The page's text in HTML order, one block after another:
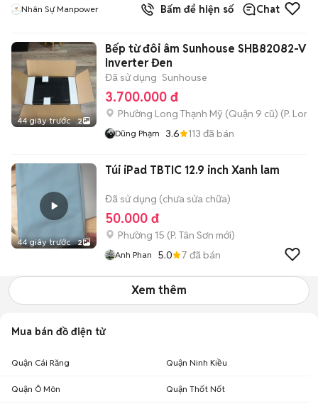
Nhân Sự Manpower Bấm để hiện số Chat
44 giây trước 2
Bếp từ đôi âm Sunhouse SHB82082-
Inverter Đen
Đã sử dụng Sunhouse
3.700.000 đ
Phường Long Thạnh Mỹ (Quận 9 cũ) (P.
Dũng Phạm 3.6 113 đã bán
44 giây trước 2
Túi iPad TBTIC 12.9 inch Xanh lam
Đã sử dụng (chưa sửa chữa)
50.000 đ
Phường 15 (P. Tân Sơn mới)
Anh Phan 5.0 7 đã bán
Xem thêm
Mua bán đồ điện tử
Quận Cái Răng Quận Ninh Kiều
Quận Ô Môn Quận Thốt Nốt